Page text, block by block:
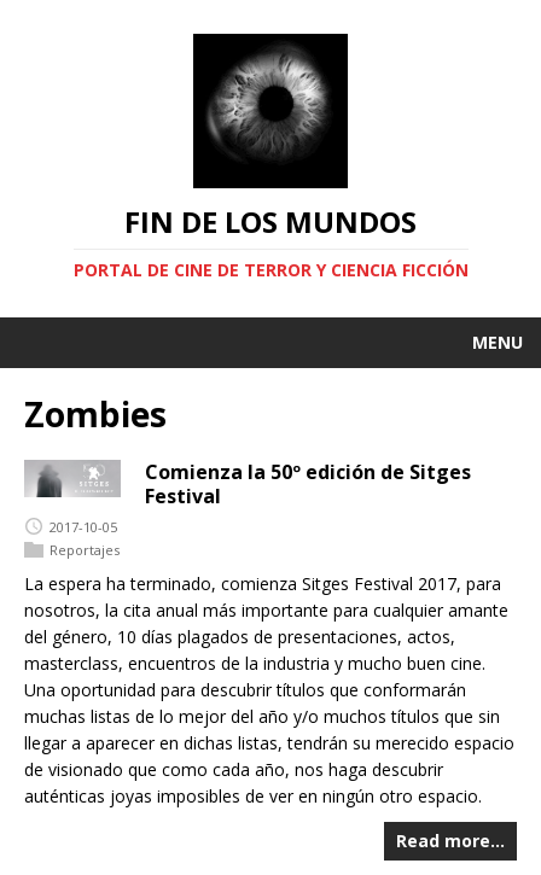
FIN DE LOS MUNDOS
PORTAL DE CINE DE TERROR Y CIENCIA FICCIÓN
MENU
Zombies
Comienza la 50º edición de Sitges
Festival
2017-10-05
Reportajes
La espera ha terminado, comienza Sitges Festival 2017, para
nosotros, la cita anual más importante para cualquier amante
del género, 10 días plagados de presentaciones, actos,
masterclass, encuentros de la industria y mucho buen cine.
Una oportunidad para descubrir títulos que conformarán
muchas listas de lo mejor del año y/o muchos títulos que sin
llegar a aparecer en dichas listas, tendrán su merecido espacio
de visionado que como cada año, nos haga descubrir
auténticas joyas imposibles de ver en ningún otro espacio.
Read more…